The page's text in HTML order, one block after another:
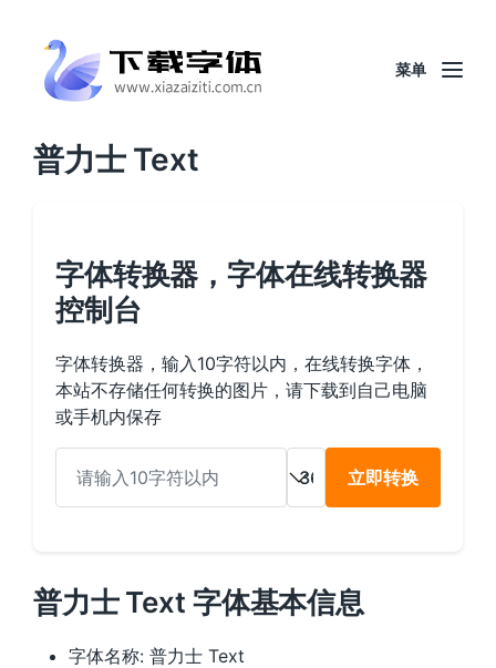
菜单
普力士 Text
字体转换器，字体在线转换器
控制台
字体转换器，输入10字符以内，在线转换字体，
本站不存储任何转换的图片，请下载到自己电脑
或手机内保存
立即转换
普力士 Text 字体基本信息
字体名称: 普力士 Text